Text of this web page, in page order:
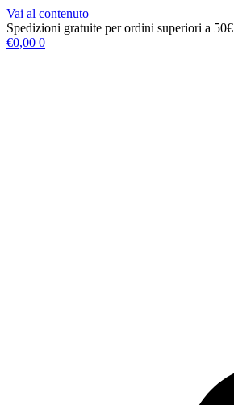
Vai al contenuto
Spedizioni gratuite per ordini superiori a 50€
€0,00 0